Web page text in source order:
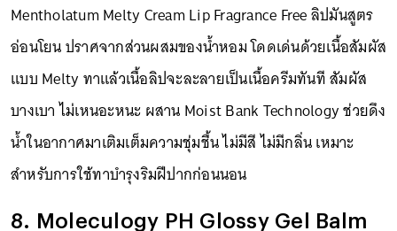
Mentholatum Melty Cream Lip Fragrance Free ลิปมันสูตร
อ่อนโยน ปราศจากส่วนผสมของน้ำหอม โดดเด่นด้วยเนื้อสัมผัส
แบบ Melty ทาแล้วเนื้อลิปจะละลายเป็นเนื้อครีมทันที สัมผัส
บางเบา ไม่เหนอะหนะ ผสาน Moist Bank Technology ช่วยดึง
น้ำในอากาศมาเติมเต็มความชุ่มชื้น ไม่มีสี ไม่มีกลิ่น เหมาะ
สำหรับการใช้ทาบำรุงริมฝีปากก่อนนอน
8. Moleculogy PH Glossy Gel Balm